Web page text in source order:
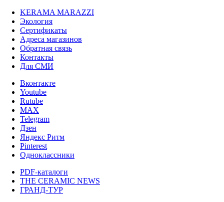
KERAMA MARAZZI
Экология
Сертификаты
Адреса магазинов
Обратная связь
Контакты
Для СМИ
Вконтакте
Youtube
Rutube
MAX
Telegram
Дзен
Яндекс Ритм
Pinterest
Одноклассники
PDF-каталоги
THE CERAMIC NEWS
ГРАНД-ТУР